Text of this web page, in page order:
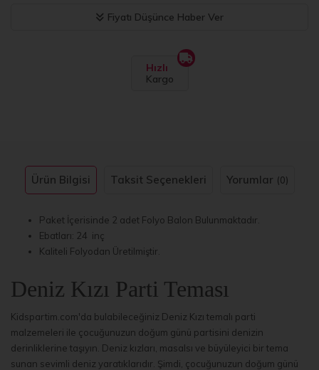
Fiyatı Düşünce Haber Ver
Hızlı
Kargo
Ürün Bilgisi Taksit Seçenekleri Yorumlar (0)
Paket İçerisinde 2 adet Folyo Balon Bulunmaktadır.
Ebatları: 24 inç
Kaliteli Folyodan Üretilmiştir.
Deniz Kızı Parti Teması
Kidspartim.com'da bulabileceğiniz Deniz Kızı temalı parti
malzemeleri ile çocuğunuzun doğum günü partisini denizin
derinliklerine taşıyın. Deniz kızları, masalsı ve büyüleyici bir tema
sunan sevimli deniz yaratıklarıdır. Şimdi, çocuğunuzun doğum günü